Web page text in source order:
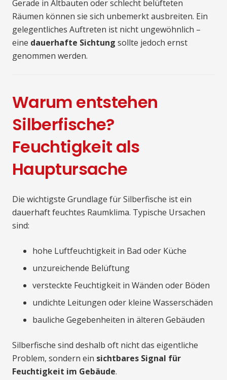
Gerade in Altbauten oder schlecht belüfteten
Räumen können sie sich unbemerkt ausbreiten. Ein
gelegentliches Auftreten ist nicht ungewöhnlich –
eine dauerhafte Sichtung sollte jedoch ernst
genommen werden.
Warum entstehen
Silberfische?
Feuchtigkeit als
Hauptursache
Die wichtigste Grundlage für Silberfische ist ein
dauerhaft feuchtes Raumklima. Typische Ursachen
sind:
hohe Luftfeuchtigkeit in Bad oder Küche
unzureichende Belüftung
versteckte Feuchtigkeit in Wänden oder Böden
undichte Leitungen oder kleine Wasserschäden
bauliche Gegebenheiten in älteren Gebäuden
Silberfische sind deshalb oft nicht das eigentliche
Problem, sondern ein sichtbares Signal für
Feuchtigkeit im Gebäude.